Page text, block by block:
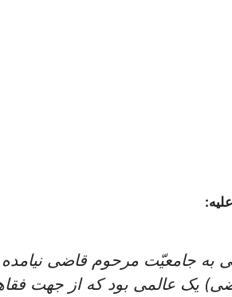
به جامعیّت مرحوم قاضی
یک‌ عالمی‌ بود که‌ از جهت‌